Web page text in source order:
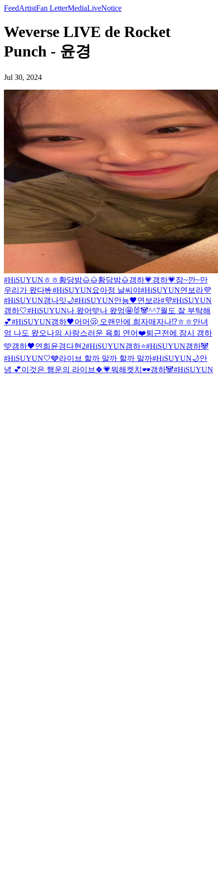
FeedArtistFan LetterMediaLiveNotice
Weverse LIVE de Rocket
Punch - 윤경
Jul 30, 2024
#HiSUYUNㅎㅎ황당밤🌰🌰황당밤🌰갱하💗갱하💗잠~깐~만
우리가 왔다🤟#HiSUYUN요아정 날씨야#HiSUYUN연보라💜
#HiSUYUN갱나잇🌙#HiSUYUN안뇽🖤연보라#💜#HiSUYUN
갱하🤍#HiSUYUN나 왔어🩵나 왔엉🤩🐰🐼^^7월도 잘 부탁해
💕#HiSUYUN갱하🖤어머🫢 오랜만에 희자매자나⁉️ㅎㅎ안녀
엉 나도 왔오나의 사랑스러운 육회 연어❤️퇴근전에 잠시 갱하
🩵갱하🖤연희윤경다현2#HiSUYUN갱하⭐️#HiSUYUN갱하🐼
#HiSUYUN🤍🩶라이브 할까 말까 할까 말까#HiSUYUN🌙안
녕 💕이것은 행운의 라이브🍀💗뭐해켓치🕶갱하🐼#HiSUYUN